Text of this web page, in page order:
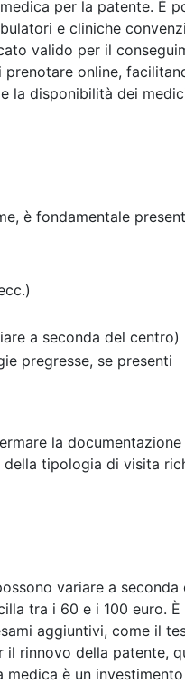
per la patente. È
e cliniche
valido per il
online,
la disponibilità dei
è fondamentale
a seconda del centro)
pregresse, se presenti
la documentazione
tipologia di visita
variare a
tra i 60 e i 100 euro.
aggiuntivi, come il
rinnovo della patente,
è un